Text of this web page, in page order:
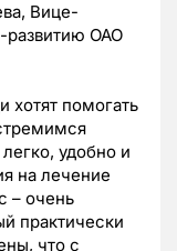
Вице-
развитию ОАО
помогать
удобно и
на лечение
– очень
практически
что с